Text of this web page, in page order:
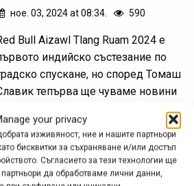
your privacy
изживяност, ние и нашите партньори
бисквитки за съхраняване и/или достъп
Съгласието за тези технологии ще
да обработваме лични данни,
ное. 03, 2024 at 08:34. 590
Bull Aizawl Tlang Ruam 2024 e
индийско състезание по
спускане, но според Томаш
тепърва ще чуваме новини
страна.